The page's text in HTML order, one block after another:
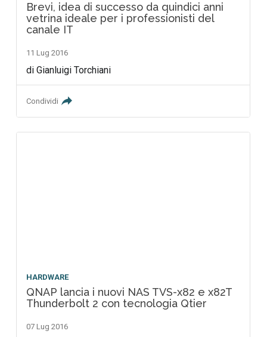
Brevi, idea di successo da quindici anni
vetrina ideale per i professionisti del
canale IT
11 Lug 2016
di Gianluigi Torchiani
Condividi
HARDWARE
QNAP lancia i nuovi NAS TVS-x82 e x82T
Thunderbolt 2 con tecnologia Qtier
07 Lug 2016